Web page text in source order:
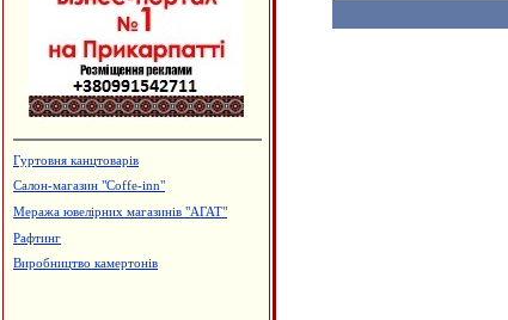
Гуртовня канцтоварів
Салон-магазин "Coffe-inn"
Меража ювелірних магазинів "АГАТ"
Рафтинг
Виробництво камертонів